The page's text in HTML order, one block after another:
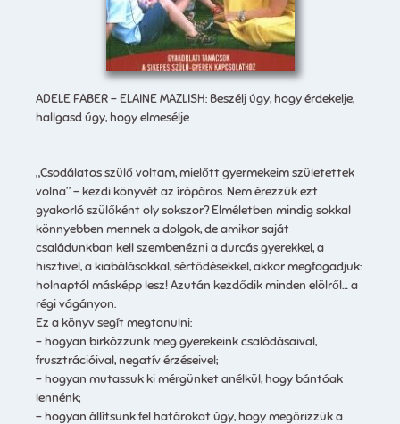
ADELE FABER – ELAINE MAZLISH: Beszélj úgy, hogy érdekelje,
hallgasd úgy, hogy elmesélje
„Csodálatos szülő voltam, mielőtt gyermekeim születettek
volna” – kezdi könyvét az írópáros. Nem érezzük ezt
gyakorló szülőként oly sokszor? Elméletben mindig sokkal
könnyebben mennek a dolgok, de amikor saját
családunkban kell szembenézni a durcás gyerekkel, a
hisztivel, a kiabálásokkal, sértődésekkel, akkor megfogadjuk:
holnaptól másképp lesz! Azután kezdődik minden elölről… a
régi vágányon.
Ez a könyv segít megtanulni:
– hogyan birkózzunk meg gyerekeink csalódásaival,
frusztrációival, negatív érzéseivel;
– hogyan mutassuk ki mérgünket anélkül, hogy bántóak
lennénk;
– hogyan állítsunk fel határokat úgy, hogy megőrizzük a